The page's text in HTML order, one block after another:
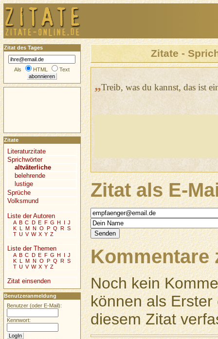
Zitate -
„Treib, was du kannst, das ist
Zitat als E-
Kommentare
Noch kein
können als
diesem Zitat
Zitat des Tages
Als HTML Text
Zitate
Literaturzitate
Sprichwörter
altväterliche
belehrende
lustige
Sprüche
Volksmund
Liste der Autoren
A B C D E F G H I J
K L M N O P Q R S
T U V W X Y Z
Liste der Themen
A B C D E F G H I J
K L M N O P Q R S
T U V W X Y Z
Zitat einsenden
Benutzeranmeldung
Benutzer (oder E-Mail):
Kennwort: